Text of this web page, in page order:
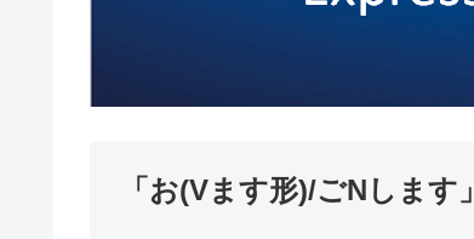
「お(Vます形)/ごNします」